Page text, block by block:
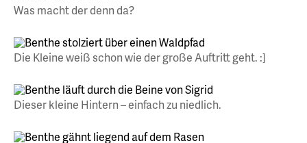
Was macht der denn da?
Die Kleine weiß schon wie der große Auftritt geht. :]
Dieser kleine Hintern – einfach zu niedlich.